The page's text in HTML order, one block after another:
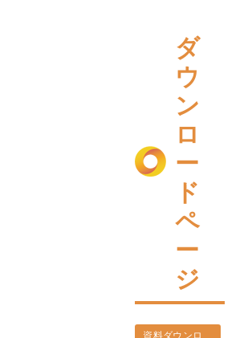
ダ
ウ
ン
ロ
ー
ド
ペ
ー
ジ
資料ダウンロ